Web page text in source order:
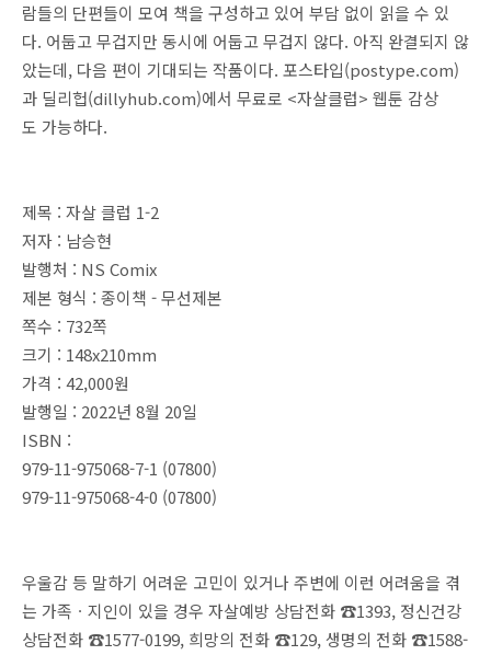
람들의 단편들이 모여 책을 구성하고 있어 부담 없이 읽을 수 있
다. 어둡고 무겁지만 동시에 어둡고 무겁지 않다. 아직 완결되지 않
았는데, 다음 편이 기대되는 작품이다. 포스타입(postype.com)
과 딜리헙(dillyhub.com)에서 무료로 <자살클럽> 웹툰 감상
도 가능하다.
제목 : 자살 클럽 1-2
저자 : 남승현
발행처 : NS Comix
제본 형식 : 종이책 - 무선제본
쪽수 : 732쪽
크기 : 148x210mm
가격 : 42,000원
발행일 : 2022년 8월 20일
ISBN :
979-11-975068-7-1 (07800)
979-11-975068-4-0 (07800)
우울감 등 말하기 어려운 고민이 있거나 주변에 이런 어려움을 겪
는 가족ㆍ지인이 있을 경우 자살예방 상담전화 ☎️1393, 정신건강
상담전화 ☎️1577-0199, 희망의 전화 ☎️129, 생명의 전화 ☎️1588-